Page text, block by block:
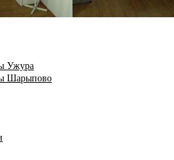
Ужура
Шарыпово